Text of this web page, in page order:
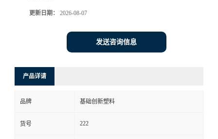
更新日期： 2026-08-07
发送咨询信息
产品详请
品牌 基础创新塑料
货号 222